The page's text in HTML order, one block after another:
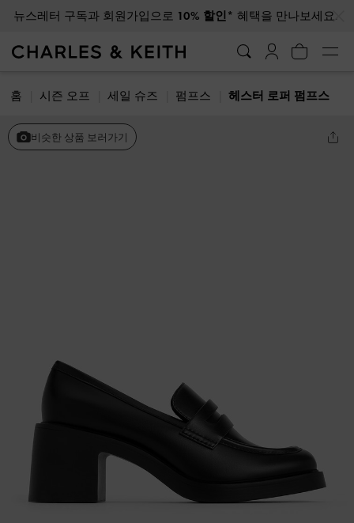
뉴스레터 구독과 회원가입으로 10% 할인* 혜택을 만나보세요.
홈 시즌 오프 세일 슈즈 펌프스 헤스터 로퍼 펌프스
비슷한 상품 보러가기